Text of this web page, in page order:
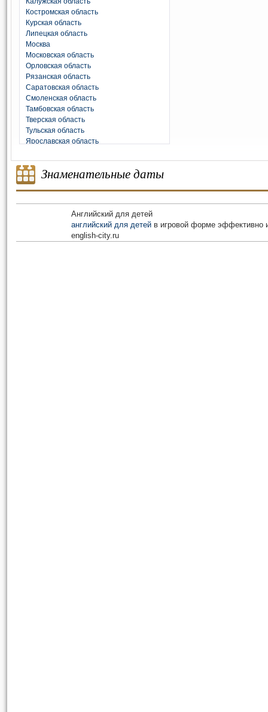
Костромская область
Курская область
Липецкая область
Москва
Московская область
Орловская область
Рязанская область
Саратовская область
Смоленская область
Тамбовская область
Тверская область
Тульская область
Ярославская область
Знаменательные даты
Английский для детей
английский для детей в игровой форме эффективно
english-city.ru